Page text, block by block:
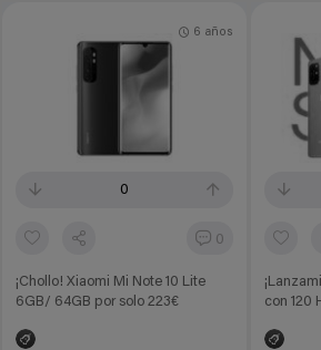
0
0
¡Chollo! Xiaomi Mi Note 10 Lite
6GB/ 64GB por solo 223€
6 años
con 120